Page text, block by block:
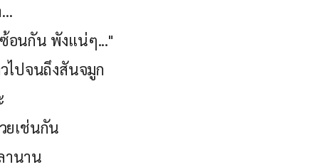
อนกัน พังแน่ๆ..."
ไปจนถึงสันจมูก
ยเช่นกัน
านาน